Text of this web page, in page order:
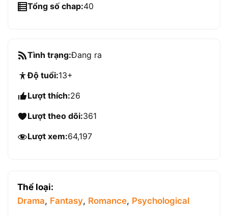
Tổng số chap:40
Tình trạng:Đang ra
Độ tuổi:13+
Lượt thích:26
Lượt theo dõi:361
Lượt xem:64,197
Thể loại:
Drama, Fantasy, Romance, Psychological